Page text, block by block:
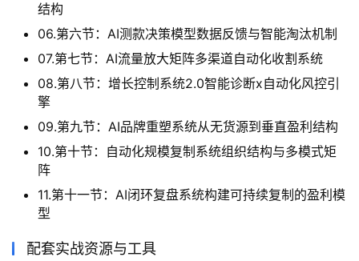
结构
06.第六节：AI测款决策模型数据反馈与智能淘汰机制
07.第七节：AI流量放大矩阵多渠道自动化收割系统
08.第八节：增长控制系统2.0智能诊断x自动化风控引
擎
09.第九节：AI品牌重塑系统从无货源到垂直盈利结构
10.第十节：自动化规模复制系统组织结构与多模式矩
阵
11.第十一节：AI闭环复盘系统构建可持续复制的盈利模
型
配套实战资源与工具